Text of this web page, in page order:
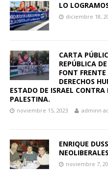
LO
diciembre 18,
CARTA
REPÚBLICA
FONT
DERECHOS
ESTADO DE ISRAEL
PALESTINA.
noviembre 15, 2023 adminn
ENRIQUE
noviembre 7,